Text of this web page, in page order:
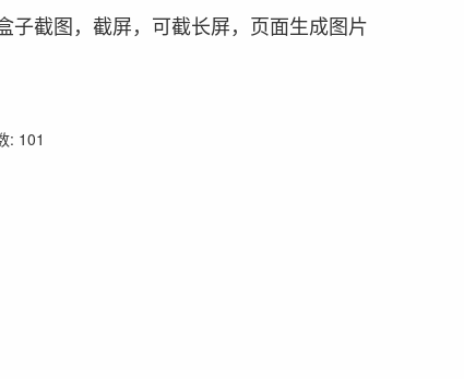
子截图，截屏，可截长屏，页面生成图片
: 101